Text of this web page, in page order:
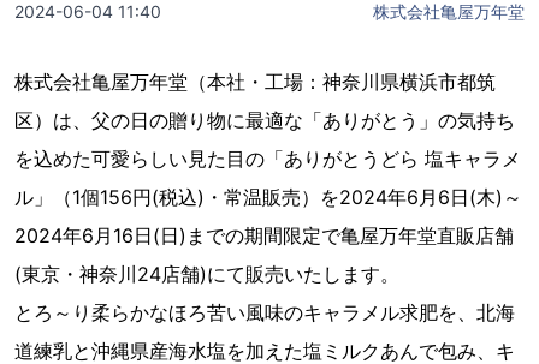
2024-06-04 11:40 株式会社亀屋万年堂
株式会社亀屋万年堂（本社・工場：神奈川県横浜市都筑
区）は、父の日の贈り物に最適な「ありがとう」の気持ち
を込めた可愛らしい見た目の「ありがとうどら 塩キャラメ
ル」（1個156円(税込)・常温販売）を2024年6月6日(木)～
2024年6月16日(日)までの期間限定で亀屋万年堂直販店舗
(東京・神奈川24店舗)にて販売いたします。
とろ～り柔らかなほろ苦い風味のキャラメル求肥を、北海
道練乳と沖縄県産海水塩を加えた塩ミルクあんで包み、キ